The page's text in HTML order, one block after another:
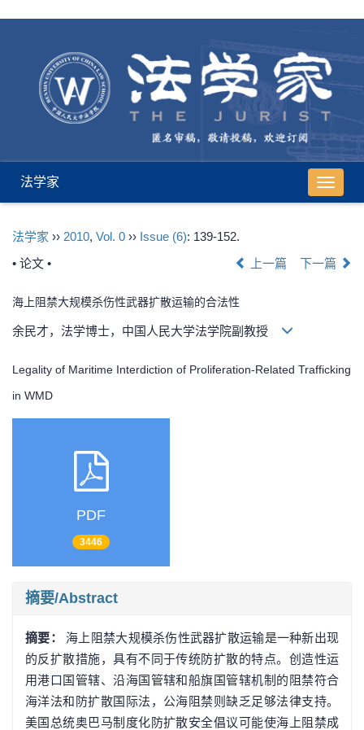
导
航
法学家
法学家 ›› 2010, Vol. 0 ›› Issue (6): 139-152.
• 论文 •
上一篇 下一篇
海上阻禁大规模杀伤性武器扩散运输的合法性
余民才，法学博士，中国人民大学法学院副教授
Legality of Maritime Interdiction of Proliferation-Related Trafficking
in WMD
PDF
3446
摘要/Abstract
摘要： 海上阻禁大规模杀伤性武器扩散运输是一种新出现
的反扩散措施，具有不同于传统防扩散的特点。创造性运
用港口国管辖、沿海国管辖和船旗国管辖机制的阻禁符合
海洋法和防扩散国际法，公海阻禁则缺乏足够法律支持。
美国总统奥巴马制度化防扩散安全倡议可能使海上阻禁成